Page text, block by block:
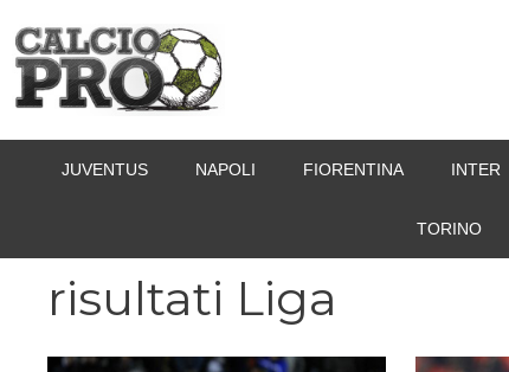
contenuto
JUVENTUS NAPOLI FIORENTINA INTER
TORINO
risultati Liga